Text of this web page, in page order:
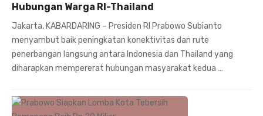
Hubungan Warga RI-Thailand
Jakarta, KABARDARING – Presiden RI Prabowo Subianto
menyambut baik peningkatan konektivitas dan rute
penerbangan langsung antara Indonesia dan Thailand yang
diharapkan mempererat hubungan masyarakat kedua …